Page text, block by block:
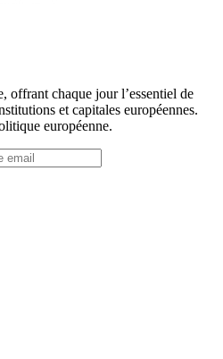
offrant chaque jour l’essentiel de
et capitales européennes.
européenne.